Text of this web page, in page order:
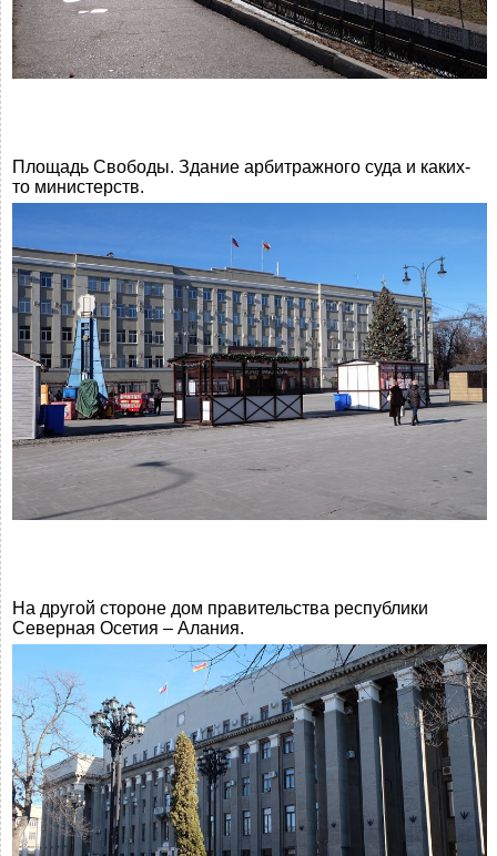
Площадь Свободы. Здание арбитражного суда и каких-
то министерств.
На другой стороне дом правительства республики
Северная Осетия – Алания.